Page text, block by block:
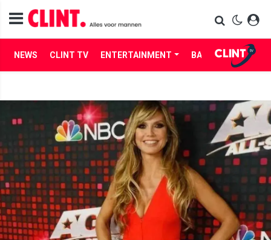
NEWS CLINT TV ENTERTAINMENT BABES LIFE